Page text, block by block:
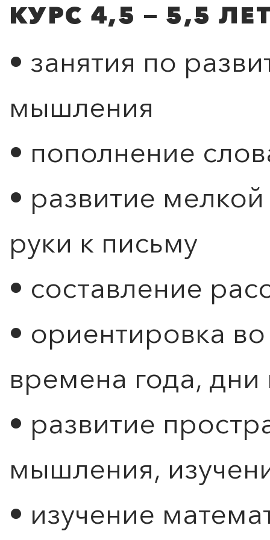
КУРС 4,5 — 5,5
• занятия по
мышления
• пополнение
• развитие
руки к письму
• составление
• ориентировка
времена года, дни
• развитие
мышления,
• изучение